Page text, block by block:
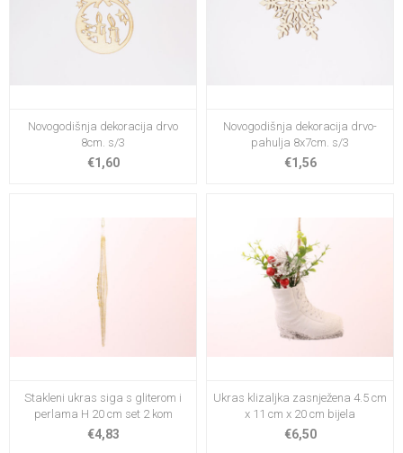
Novogodišnja dekoracija drvo
8cm. s/3
€1,60
Novogodišnja dekoracija drvo-
pahulja 8x7cm. s/3
€1,56
Stakleni ukras siga s gliterom i
perlama H 20 cm set 2 kom
€4,83
Ukras klizaljka zasnježena 4.5 cm
x 11 cm x 20 cm bijela
€6,50